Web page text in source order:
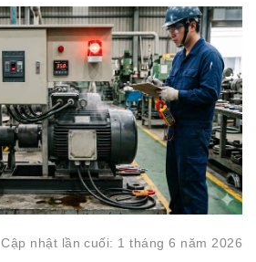
Cập nhật lần cuối: 1 tháng 6 năm 2026